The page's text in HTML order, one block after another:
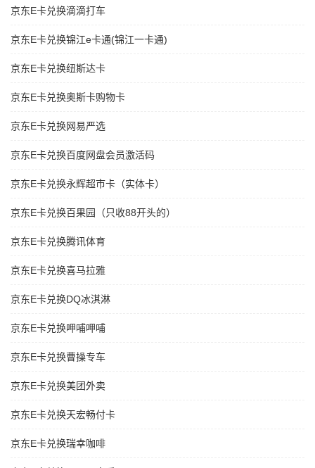
京东E卡兑换滴滴打车
京东E卡兑换锦江e卡通(锦江一卡通)
京东E卡兑换纽斯达卡
京东E卡兑换奥斯卡购物卡
京东E卡兑换网易严选
京东E卡兑换百度网盘会员激活码
京东E卡兑换永辉超市卡（实体卡）
京东E卡兑换百果园（只收88开头的）
京东E卡兑换腾讯体育
京东E卡兑换喜马拉雅
京东E卡兑换DQ冰淇淋
京东E卡兑换呷哺呷哺
京东E卡兑换曹操专车
京东E卡兑换美团外卖
京东E卡兑换天宏畅付卡
京东E卡兑换瑞幸咖啡